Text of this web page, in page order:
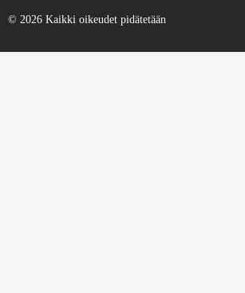
© 2026 Kaikki oikeudet pidätetään